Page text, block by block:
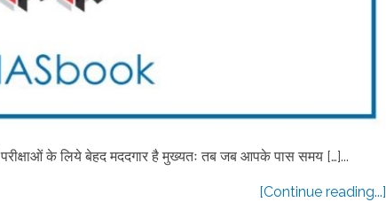
के लिये बेहद मददगार है मुख्यतः तब जब आपके पास समय […]...
[Continue reading...]